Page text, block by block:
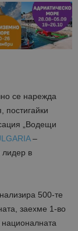
се нарежда
постигайки
„Водещи
–
лидер в
500-те
заехме 1-во
националната